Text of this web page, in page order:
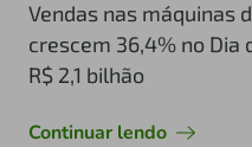
Vendas nas máquinas
crescem 36,4% no Dia
R$ 2,1 bilhão
Continuar lendo